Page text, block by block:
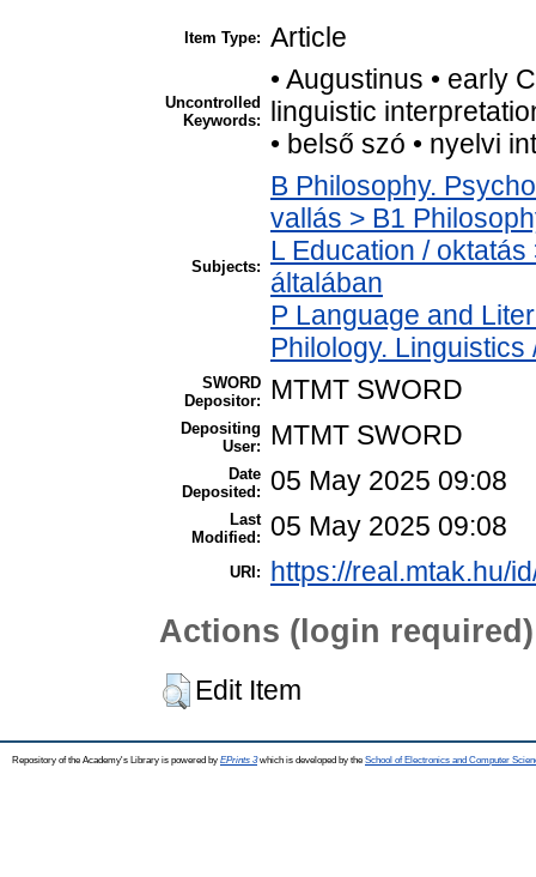
Item Type: Article
Uncontrolled
Keywords:
• Augustinus • early
linguistic
• belső szó • nyelvi
Subjects:
B Philosophy.
vallás > B1
L Education /
általában
P Language and
Philology.
SWORD
Depositor:
MTMT SWORD
Depositing
User:
MTMT SWORD
Date
Deposited:
05 May 2025 09:08
Last
Modified:
05 May 2025 09:08
URI: https://real.mtak.hu/
Actions (login required)
Edit Item
Repository of the Academy's Library is powered by EPrints 3which is developed by the School of Electronics and Computer